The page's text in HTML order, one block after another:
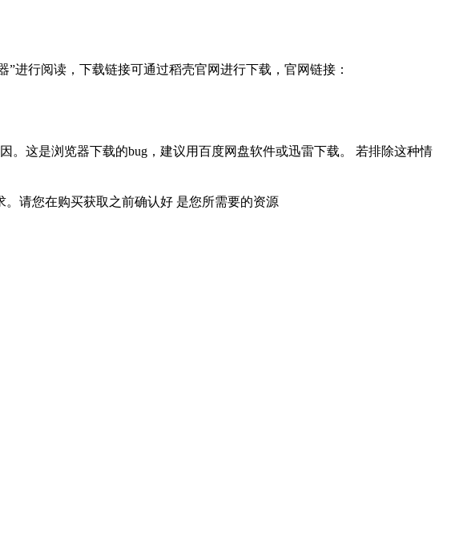
进行阅读，下载链接可通过稻壳官网进行下载，官网链接：
这是浏览器下载的bug，建议用百度网盘软件或迅雷下载。 若排除这种情
请您在购买获取之前确认好 是您所需要的资源